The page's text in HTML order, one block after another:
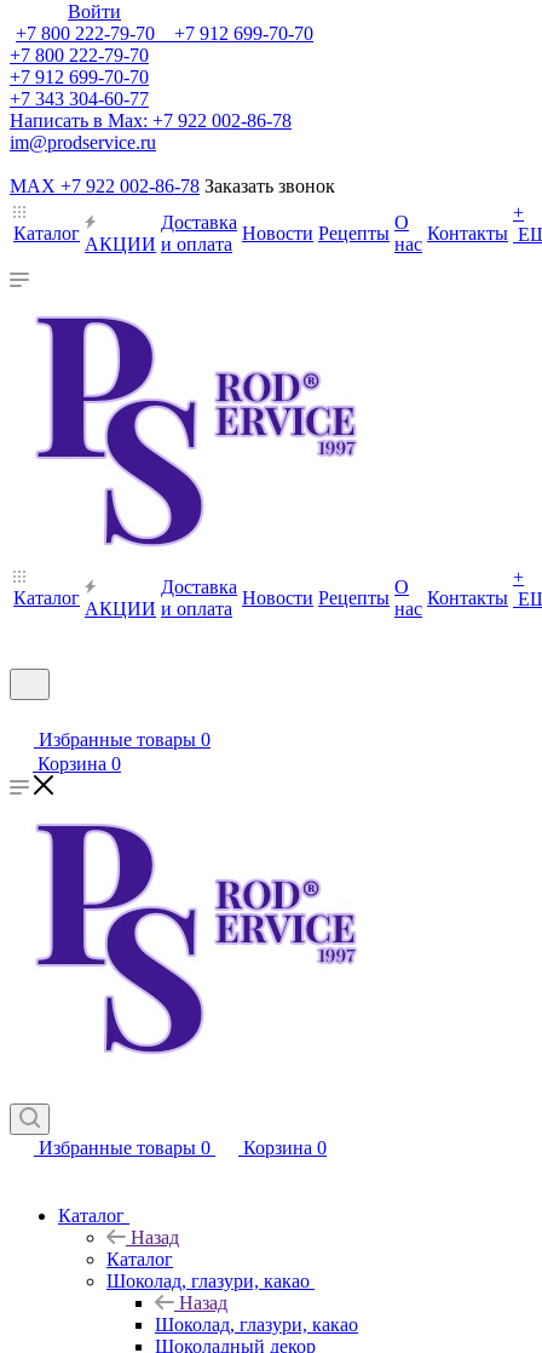
Войти
+7 800 222-79-70 +7 912 699-70-70
+7 800 222-79-70
+7 912 699-70-70
+7 343 304-60-77
Написать в Max: +7 922 002-86-78
im@prodservice.ru
MAX +7 922 002-86-78 Заказать звонок
Каталог
АКЦИИ
Доставка
и оплата
Новости Рецепты
О
нас
Контакты
+
Каталог
АКЦИИ
Доставка
и оплата
Новости Рецепты
О
нас
Контакты
+
Избранные товары 0
Корзина 0
Избранные товары 0 Корзина 0
Каталог
Назад
Каталог
Шоколад, глазури, какао
Назад
Шоколад, глазури, какао
Шоколадный декор